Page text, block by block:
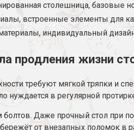
столешница, базовые
встроенные элементы для
индивидуальный
продления жизни
требуют мягкой тряпки и
нуждается в регулярной
Даже прочный стол при
от внезапных поломок в